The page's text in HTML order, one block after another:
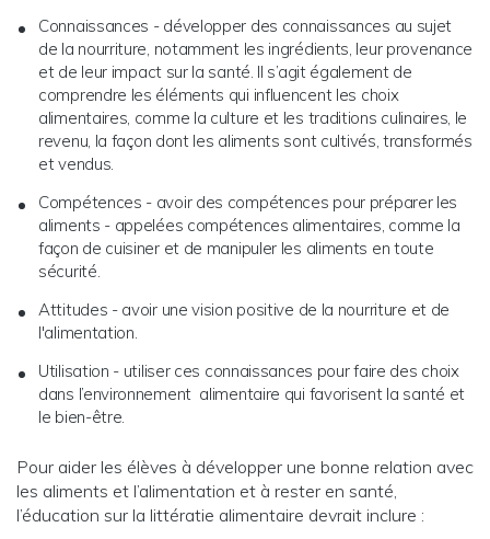
Connaissances - développer des connaissances au sujet
de la nourriture, notamment les ingrédients, leur provenance
et de leur impact sur la santé. Il s’agit également de
comprendre les éléments qui influencent les choix
alimentaires, comme la culture et les traditions culinaires, le
revenu, la façon dont les aliments sont cultivés, transformés
et vendus.
Compétences - avoir des compétences pour préparer les
aliments - appelées compétences alimentaires, comme la
façon de cuisiner et de manipuler les aliments en toute
sécurité.
Attitudes - avoir une vision positive de la nourriture et de
l'alimentation.
Utilisation - utiliser ces connaissances pour faire des choix
dans l’environnement alimentaire qui favorisent la santé et
le bien-être.
Pour aider les élèves à développer une bonne relation avec
les aliments et l’alimentation et à rester en santé,
l’éducation sur la littératie alimentaire devrait inclure :